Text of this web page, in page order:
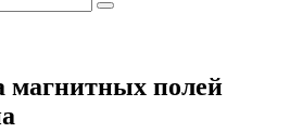
магнитных полей